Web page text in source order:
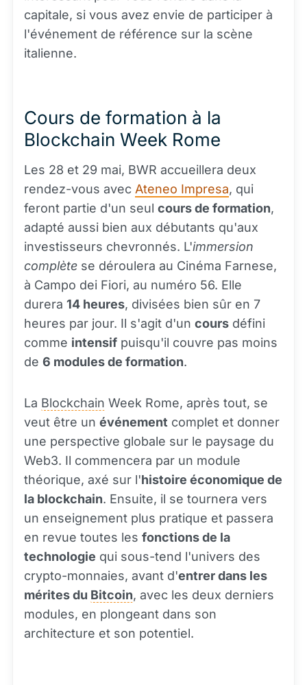
capitale, si vous avez envie de participer à
l'événement de référence sur la scène
italienne.
Cours de formation à la
Blockchain Week Rome
Les 28 et 29 mai, BWR accueillera deux
rendez-vous avec Ateneo Impresa, qui
feront partie d'un seul cours de formation,
adapté aussi bien aux débutants qu'aux
investisseurs chevronnés. L'immersion
complète se déroulera au Cinéma Farnese,
à Campo dei Fiori, au numéro 56. Elle
durera 14 heures, divisées bien sûr en 7
heures par jour. Il s'agit d'un cours défini
comme intensif puisqu'il couvre pas moins
de 6 modules de formation.
La Blockchain Week Rome, après tout, se
veut être un événement complet et donner
une perspective globale sur le paysage du
Web3. Il commencera par un module
théorique, axé sur l'histoire économique de
la blockchain. Ensuite, il se tournera vers
un enseignement plus pratique et passera
en revue toutes les fonctions de la
technologie qui sous-tend l'univers des
crypto-monnaies, avant d'entrer dans les
mérites du Bitcoin, avec les deux derniers
modules, en plongeant dans son
architecture et son potentiel.